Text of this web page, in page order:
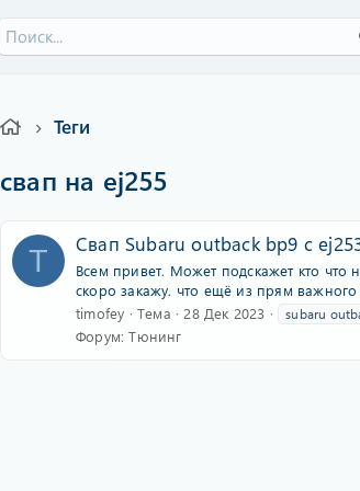
Теги
свап на ej255
T Свап Subaru outback bp9 с
Всем привет. Может подскажет кто что
скоро закажу. что ещё из прям
timofey
Тема 28 Дек 2023 subaru
Форум:Тюнинг